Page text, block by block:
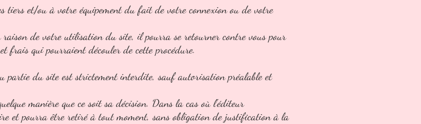
tiers et/ou à votre équipement du fait de votre connexion ou de votre
de votre utilisation du site, il pourra se retourner contre vous pour
frais qui pourraient découler de cette procédure.
partie du site est strictement interdite, sauf autorisation préalable et
manière que ce soit sa décision. Dans la cas où l'éditeur
et pourra être retiré à tout moment, sans obligation de justification à la